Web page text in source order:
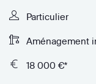
Particulier
Aménagement
18 000 €*